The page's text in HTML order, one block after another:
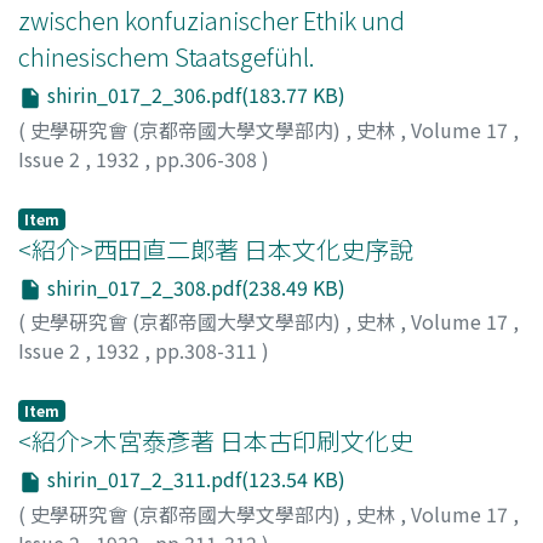
zwischen konfuzianischer Ethik und
chinesischem Staatsgefühl.
shirin_017_2_306.pdf(183.77 KB)
( 史學硏究會 (京都帝國大學文學部内) , 史林 , Volume 17 ,
Issue 2 , 1932 , pp.306-308 )
Item
<紹介>西田直二郞著 日本文化史序說
shirin_017_2_308.pdf(238.49 KB)
( 史學硏究會 (京都帝國大學文學部内) , 史林 , Volume 17 ,
Issue 2 , 1932 , pp.308-311 )
Item
<紹介>木宮泰彥著 日本古印刷文化史
shirin_017_2_311.pdf(123.54 KB)
( 史學硏究會 (京都帝國大學文學部内) , 史林 , Volume 17 ,